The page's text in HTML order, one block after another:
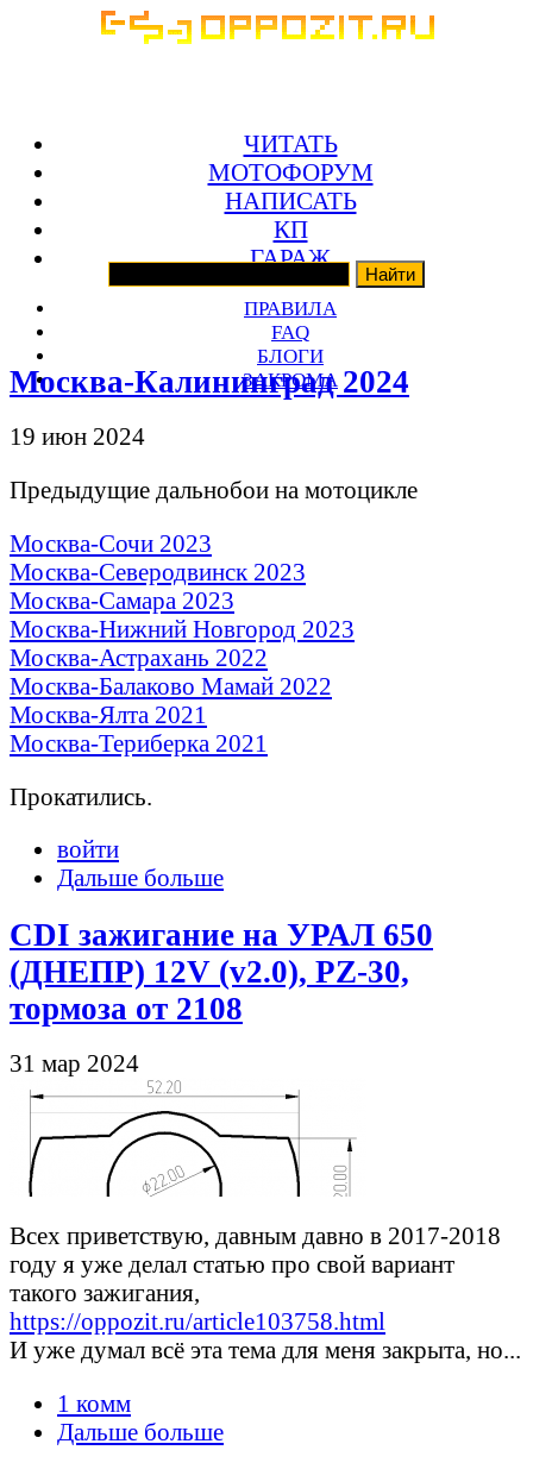
ЧИТАТЬ
МОТОФОРУМ
НАПИСАТЬ
КП
ГАРАЖ
ПРАВИЛА
FAQ
БЛОГИ
ЗАКРОМА
Москва-Калининград 2024
19 июн 2024
Предыдущие дальнобои на мотоцикле
Москва-Сочи 2023
Москва-Северодвинск 2023
Москва-Самара 2023
Москва-Нижний Новгород 2023
Москва-Астрахань 2022
Москва-Балаково Мамай 2022
Москва-Ялта 2021
Москва-Териберка 2021
Прокатились.
войти
Дальше больше
CDI зажигание на УРАЛ 650
(ДНЕПР) 12V (v2.0), PZ-30,
тормоза от 2108
31 мар 2024
Всех приветствую, давным давно в 2017-2018
году я уже делал статью про свой вариант
такого зажигания,
https://oppozit.ru/article103758.html
И уже думал всё эта тема для меня закрыта, но...
1 комм
Дальше больше